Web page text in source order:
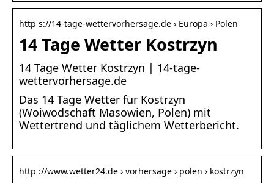
http s://14-tage-wettervorhersage.de › Europa › Polen
14 Tage Wetter Kostrzyn
14 Tage Wetter Kostrzyn | 14-tage-
wettervorhersage.de
Das 14 Tage Wetter für Kostrzyn
(Woiwodschaft Masowien, Polen) mit
Wettertrend und täglichem Wetterbericht.
http ://www.wetter24.de › vorhersage › polen › kostrzyn